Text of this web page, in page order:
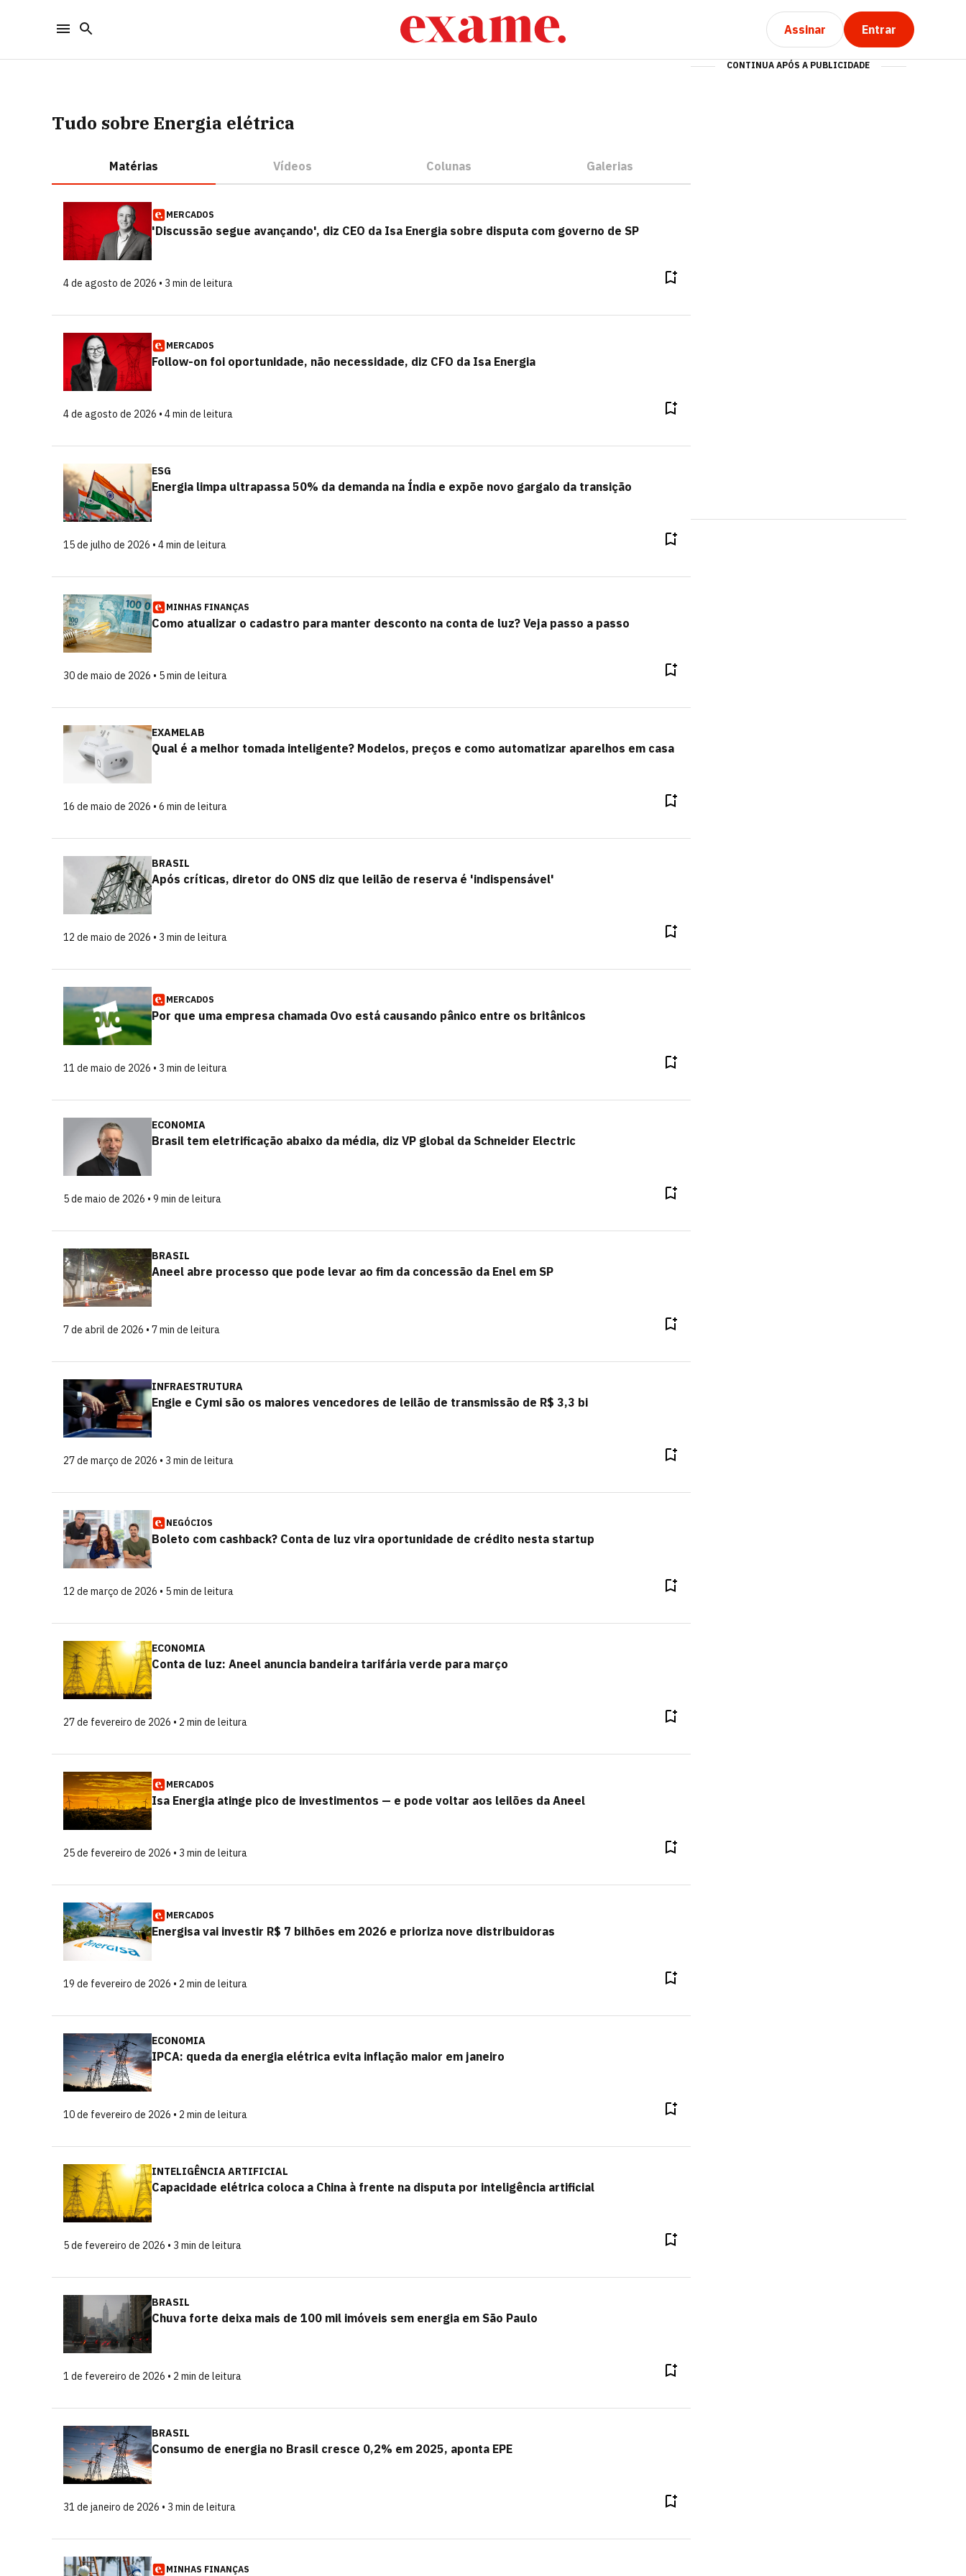
Assinar Entrar
Tudo sobre Energia elétrica
Matérias Vídeos Colunas Galerias
MERCADOS
'Discussão segue avançando', diz CEO da Isa Energia sobre disputa com governo de SP
4 de agosto de 2026 • 3 min de leitura
MERCADOS
Follow-on foi oportunidade, não necessidade, diz CFO da Isa Energia
4 de agosto de 2026 • 4 min de leitura
ESG
Energia limpa ultrapassa 50% da demanda na Índia e expõe novo gargalo da transição
15 de julho de 2026 • 4 min de leitura
MINHAS FINANÇAS
Como atualizar o cadastro para manter desconto na conta de luz? Veja passo a passo
30 de maio de 2026 • 5 min de leitura
EXAMELAB
Qual é a melhor tomada inteligente? Modelos, preços e como automatizar aparelhos em casa
16 de maio de 2026 • 6 min de leitura
BRASIL
Após críticas, diretor do ONS diz que leilão de reserva é 'indispensável'
12 de maio de 2026 • 3 min de leitura
MERCADOS
Por que uma empresa chamada Ovo está causando pânico entre os britânicos
11 de maio de 2026 • 3 min de leitura
ECONOMIA
Brasil tem eletrificação abaixo da média, diz VP global da Schneider Electric
5 de maio de 2026 • 9 min de leitura
BRASIL
Aneel abre processo que pode levar ao fim da concessão da Enel em SP
7 de abril de 2026 • 7 min de leitura
INFRAESTRUTURA
Engie e Cymi são os maiores vencedores de leilão de transmissão de R$ 3,3 bi
27 de março de 2026 • 3 min de leitura
NEGÓCIOS
Boleto com cashback? Conta de luz vira oportunidade de crédito nesta startup
12 de março de 2026 • 5 min de leitura
ECONOMIA
Conta de luz: Aneel anuncia bandeira tarifária verde para março
27 de fevereiro de 2026 • 2 min de leitura
MERCADOS
Isa Energia atinge pico de investimentos — e pode voltar aos leilões da Aneel
25 de fevereiro de 2026 • 3 min de leitura
MERCADOS
Energisa vai investir R$ 7 bilhões em 2026 e prioriza nove distribuidoras
19 de fevereiro de 2026 • 2 min de leitura
ECONOMIA
IPCA: queda da energia elétrica evita inflação maior em janeiro
10 de fevereiro de 2026 • 2 min de leitura
INTELIGÊNCIA ARTIFICIAL
Capacidade elétrica coloca a China à frente na disputa por inteligência artificial
5 de fevereiro de 2026 • 3 min de leitura
BRASIL
Chuva forte deixa mais de 100 mil imóveis sem energia em São Paulo
1 de fevereiro de 2026 • 2 min de leitura
BRASIL
Consumo de energia no Brasil cresce 0,2% em 2025, aponta EPE
31 de janeiro de 2026 • 3 min de leitura
MINHAS FINANÇAS
CONTINUA APÓS A PUBLICIDADE